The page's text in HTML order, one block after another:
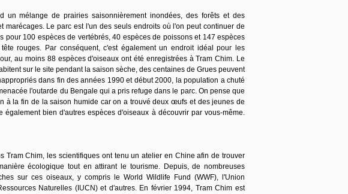
un mélange de prairies saisonnièrement inondées, des forêts et des
Le parc est l'un des seuls endroits où l'on peut continuer de
pour 100 espèces de vertébrés, 40 espèces de poissons et 147 espèces
rouges. Par conséquent, c'est également un endroit idéal pour les
au moins 88 espèces d'oiseaux ont été enregistrées à Tram Chim. Le
sur le site pendant la saison sèche, des centaines de Grues peuvent
dans fin des années 1990 et début 2000, la population a chuté
l'outarde du Bengale qui a pris refuge dans le parc. On pense que
à la fin de la saison humide car on a trouvé deux œufs et des jeunes de
bien d'autres espèces d'oiseaux à découvrir par vous-même.
Tram Chim, les scientifiques ont tenu un atelier en Chine afin de trouver
écologique tout en attirant le tourisme. Depuis, de nombreuses
sur ces oiseaux, y compris le World Wildlife Fund (WWF), l'Union
Naturelles (IUCN) et d'autres. En février 1994, Tram Chim est